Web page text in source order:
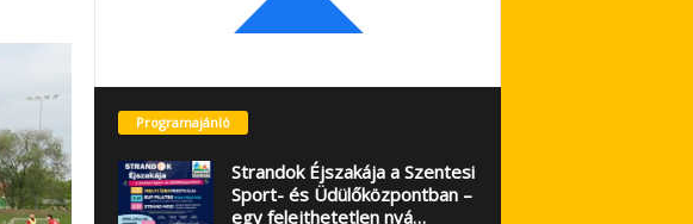
Programajánló
Strandok Éjszakája a Szentesi
Sport- és Üdülőközpontban –
egy felejthetetlen nyá…